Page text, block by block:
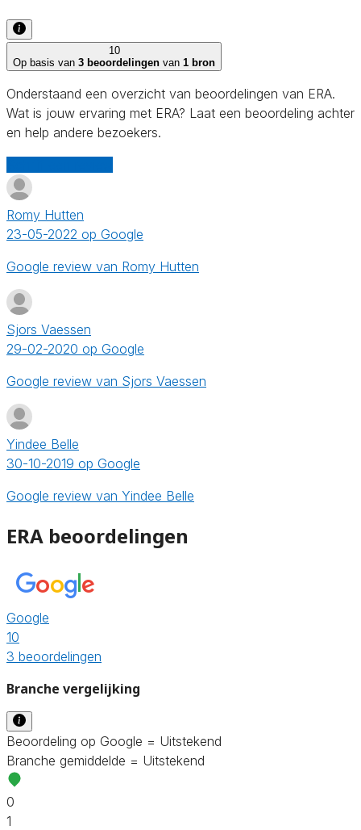
10
Op basis van 3 beoordelingen van 1 bron
Onderstaand een overzicht van beoordelingen van ERA.
Wat is jouw ervaring met ERA? Laat een beoordeling achter
en help andere bezoekers.
Romy Hutten
23-05-2022 op Google
Google review van Romy Hutten
Sjors Vaessen
29-02-2020 op Google
Google review van Sjors Vaessen
Yindee Belle
30-10-2019 op Google
Google review van Yindee Belle
ERA beoordelingen
Google
10
3 beoordelingen
Branche vergelijking
Beoordeling op Google = Uitstekend
Branche gemiddelde = Uitstekend
0
1